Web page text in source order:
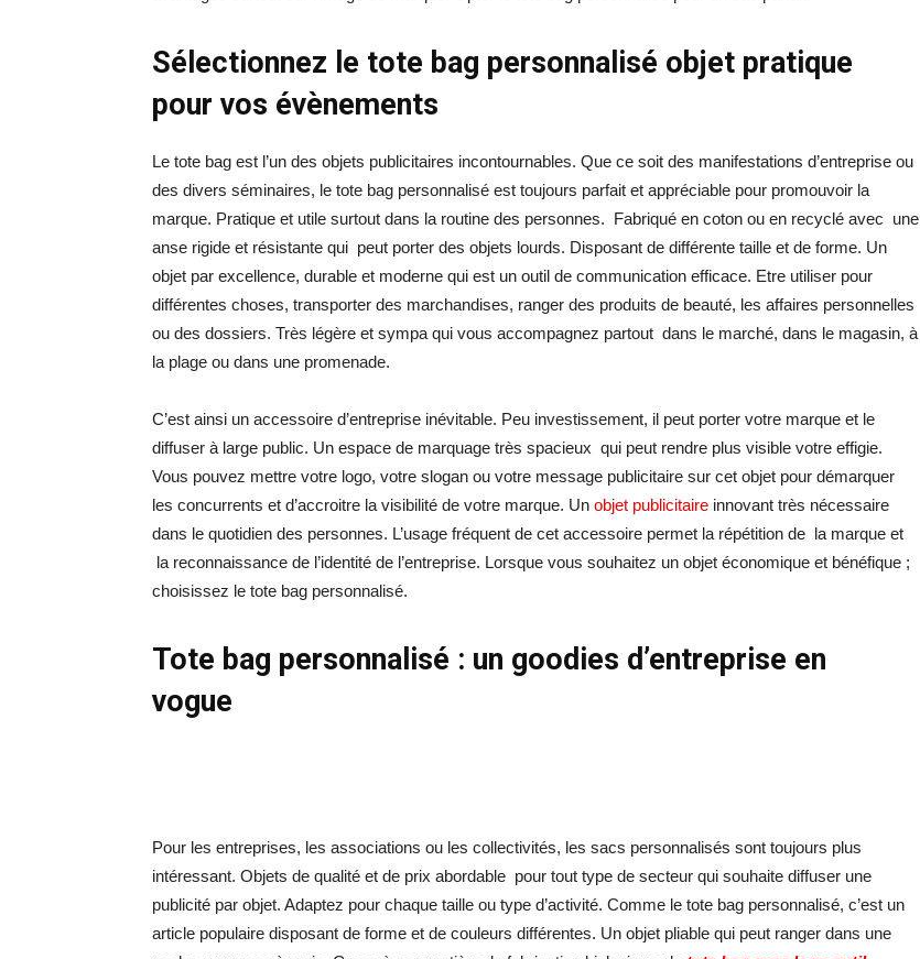
Sélectionnez le tote bag personnalisé objet pratique
pour vos évènements
Le tote bag est l’un des objets publicitaires incontournables. Que ce soit des manifestations d’entreprise ou
des divers séminaires, le tote bag personnalisé est toujours parfait et appréciable pour promouvoir la
marque. Pratique et utile surtout dans la routine des personnes. Fabriqué en coton ou en recyclé avec une
anse rigide et résistante qui peut porter des objets lourds. Disposant de différente taille et de forme. Un
objet par excellence, durable et moderne qui est un outil de communication efficace. Etre utiliser pour
différentes choses, transporter des marchandises, ranger des produits de beauté, les affaires personnelles
ou des dossiers. Très légère et sympa qui vous accompagnez partout dans le marché, dans le magasin, à
la plage ou dans une promenade.
C’est ainsi un accessoire d’entreprise inévitable. Peu investissement, il peut porter votre marque et le
diffuser à large public. Un espace de marquage très spacieux qui peut rendre plus visible votre effigie.
Vous pouvez mettre votre logo, votre slogan ou votre message publicitaire sur cet objet pour démarquer
les concurrents et d’accroitre la visibilité de votre marque. Un objet publicitaire innovant très nécessaire
dans le quotidien des personnes. L’usage fréquent de cet accessoire permet la répétition de la marque et
la reconnaissance de l’identité de l’entreprise. Lorsque vous souhaitez un objet économique et bénéfique ;
choisissez le tote bag personnalisé.
Tote bag personnalisé : un goodies d’entreprise en
vogue
Pour les entreprises, les associations ou les collectivités, les sacs personnalisés sont toujours plus
intéressant. Objets de qualité et de prix abordable pour tout type de secteur qui souhaite diffuser une
publicité par objet. Adaptez pour chaque taille ou type d’activité. Comme le tote bag personnalisé, c’est un
article populaire disposant de forme et de couleurs différentes. Un objet pliable qui peut ranger dans une